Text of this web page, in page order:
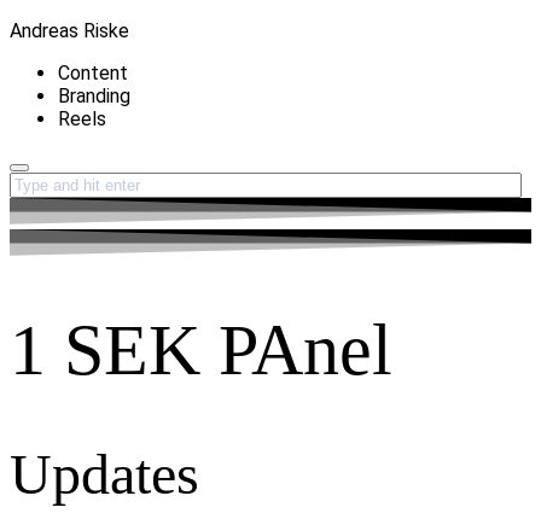
Andreas Riske
Content
Branding
Reels
1 SEK PAnel
Updates